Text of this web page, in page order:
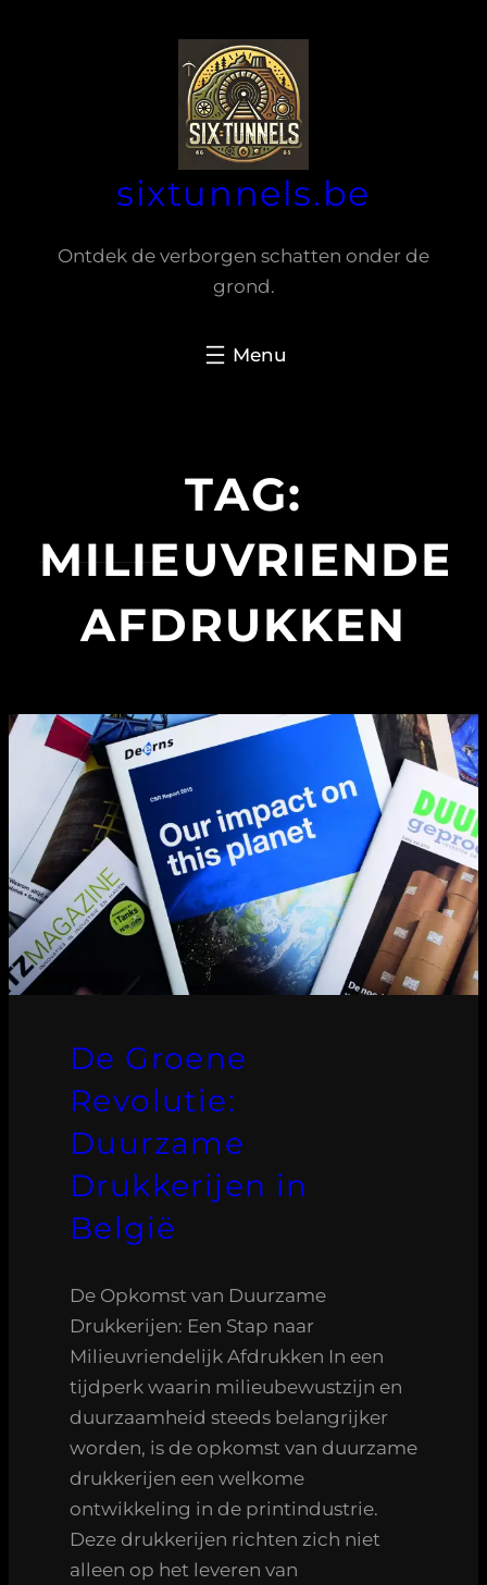
sixtunnels.be
Ontdek de verborgen schatten onder de
grond.
TAG:
AFDRUKKEN
De Groene
Revolutie:
Duurzame
Drukkerijen in
België
De Opkomst van Duurzame
Drukkerijen: Een Stap naar
Milieuvriendelijk Afdrukken In een
tijdperk waarin milieubewustzijn en
duurzaamheid steeds belangrijker
worden, is de opkomst van duurzame
drukkerijen een welkome
ontwikkeling in de printindustrie.
Deze drukkerijen richten zich niet
alleen op het leveren van